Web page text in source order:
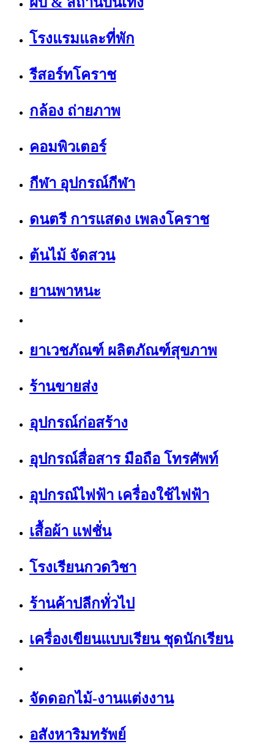
โรงแรมและที่พัก
รีสอร์ทโคราช
กล้อง ถ่ายภาพ
คอมพิวเตอร์
กีฬา อุปกรณ์กีฬา
ดนตรี การแสดง เพลงโคราช
ต้นไม้ จัดสวน
ยานพาหนะ
ยาเวชภัณฑ์ ผลิตภัณฑ์สุขภาพ
ร้านขายส่ง
อุปกรณ์ก่อสร้าง
อุปกรณ์สื่อสาร มือถือ โทรศัพท์
อุปกรณ์ไฟฟ้า เครื่องใช้ไฟฟ้า
เสื้อผ้า แฟชั่น
โรงเรียนกวดวิชา
ร้านค้าปลีกทั่วไป
เครื่องเขียนแบบเรียน ชุดนักเรียน
จัดดอกไม้-งานแต่งงาน
อสังหาริมทรัพย์